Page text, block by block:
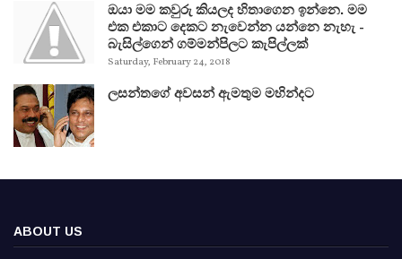
ඔයා මම කවුරු කියලද හිතාගෙන ඉන්නෙ. මම
එක එකාට දෙකට නැවෙන්න යන්නෙ නැහැ -
බැසිල්ගෙන් ගම්මන්පිලට කැපිල්ලක්
Saturday, February 24, 2018
ලසන්තගේ අවසන් ඇමතුම මහින්දට
ABOUT US